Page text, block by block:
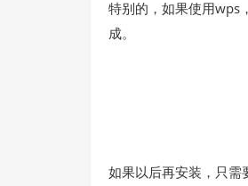
特别的，如果使用wps